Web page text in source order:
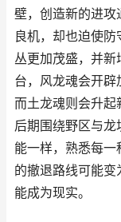
壁，创造新的进攻
良机，却也迫使
丛更加茂盛，并
台，风龙魂会开辟
而土龙魂则会升起
后期围绕野区与
能一样，熟悉每
的撤退路线可能
能成为现实。